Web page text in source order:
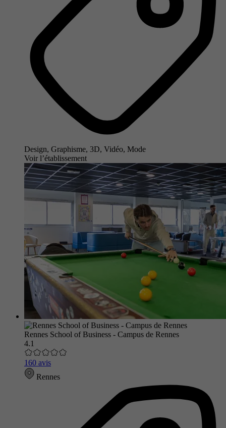
Design, Graphisme, 3D, Vidéo, Mode
Voir l’établissement
Rennes School of Business - Campus de Rennes
4.1
160 avis
Rennes